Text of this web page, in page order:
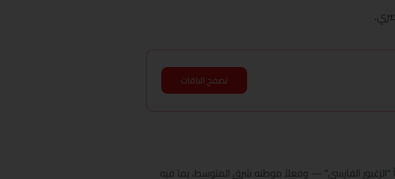
تصفح الباقات
"الزغبور الفارسي" — وفعلاً موطنه شرق المتوسط، بما فيه